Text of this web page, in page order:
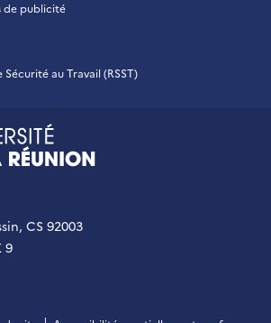
de publicité
au Travail (RSST)
CS 92003
9